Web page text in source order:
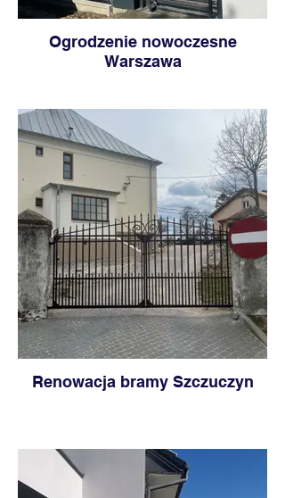
Ogrodzenie nowoczesne
Warszawa
Renowacja bramy Szczuczyn